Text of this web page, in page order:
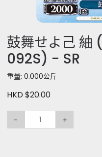
鼓舞せよ己 紬
092S) - SR
重量: 0.000公斤
HKD $20.00
- +